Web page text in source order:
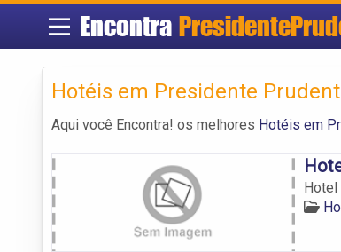
Encontra
Hotéis em Presidente
Aqui você Encontra! os melhores Hotéis em
Hotel